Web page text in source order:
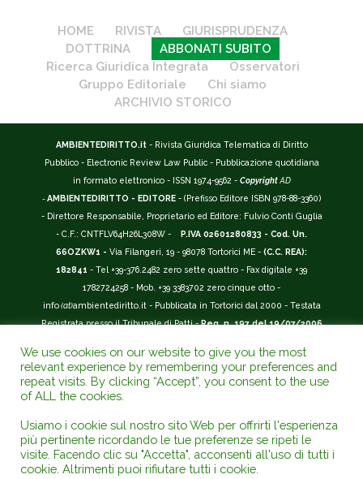
HOME RIVISTA
GIURISPRUDENZA
DOTTRINA
ABBONATI SUBITO
Ricerca Giuridica Integrata
Osservatori
Gruppo Editoriale
Chi siamo
ARCHIVIO STORICO
AMBIENTEDIRITTO.it - Rivista Giuridica Telematica di Diritto
Pubblico - Electronic Review Law Public - Pubblicazione quotidiana
in formato elettronico - ISSN 1974-9562 - Copyright AD
-AMBIENTEDIRITTO - EDITORE - (Prefisso Editore ISBN 978-88-3360)
- Direttore Responsabile, Proprietario ed Editore: Fulvio Conti Guglia
- C.F.: CNTFLV64H26L308W -
P.IVA 02601280833 - Cod. Un.
66OZKW1 - Via Filangeri, 19 - 98078 Tortorici ME - (C.C. REA):
182841 - Tel +39-376.2482 zero sette quattro - Fax digitale +39
1782724258 - Mob. +39 3383702 zero cinque otto -
info(at)ambientediritto.it - Pubblicata in Tortorici dal 2000 - Testata
Registrata presso il Tribunale di Patti -Reg. n. 197 del 19/07/2006
__________
La Rivista Giuridica AMBIENTEDIRITTO.IT ISSN 1974-9562
riconosciuta ed inserita nell'Area 12 - (
Universitario e della Ricerca (D.P.R. n.76/2010). Valutazione della Qualità della
Ricerca (
); Autovalutazione, Valutazione periodica, Accreditamento ( AVA
);
Abilitazione Scientifica Nazionale (ASN ). Repertorio del Foro Italiano Abbr.
We use cookies on our website to give you the most
relevant experience by remembering your preferences and
repeat visits. By clicking “Accept”, you consent to the use
of ALL the cookies.
Usiamo i cookie sul nostro sito Web per offrirti l'esperienza
più pertinente ricordando le tue preferenze se ripeti le
visite. Facendo clic su "Accetta", acconsenti all'uso di tutti i
cookie. Altrimenti puoi rifiutare tutti i cookie.